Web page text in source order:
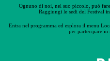
Ognuno di noi, nel suo piccolo, può
Raggiungi le sedi del Festival
Entra nel programma ed esplora il menu
per partecipare in